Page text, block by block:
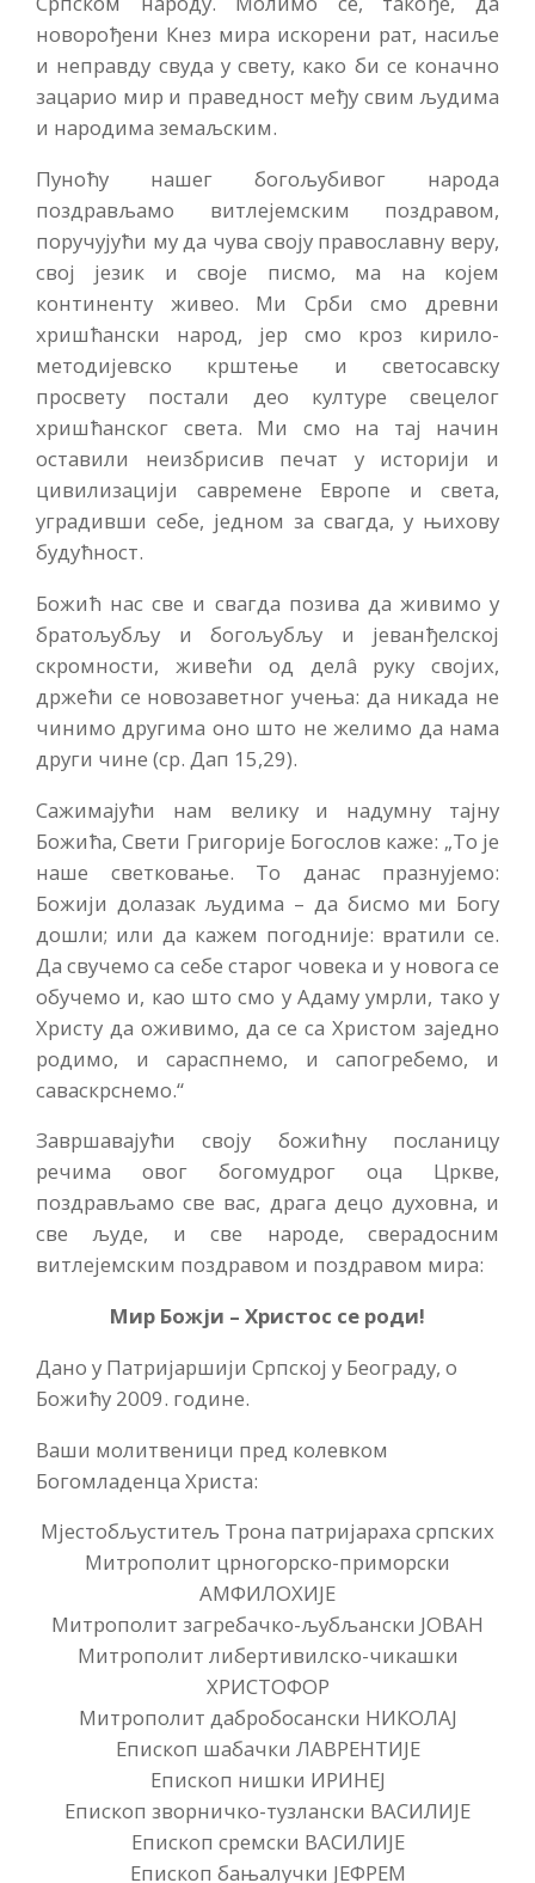
новорођени Кнез мира искорени рат, насиље
и неправду свуда у свету, како би се коначно
зацарио мир и праведност међу свим људима
и народима земаљским.
Пуноћу нашег богољубивог народа
поздрављамо витлејемским поздравом,
поручујући му да чува своју православну веру,
свој језик и своје писмо, ма на којем
континенту живео. Ми Срби смо древни
хришћански народ, јер смо кроз кирило-
методијевско крштење и светосавску
просвету постали део културе свецелог
хришћанског света. Ми смо на тај начин
оставили неизбрисив печат у историји и
цивилизацији савремене Европе и света,
уградивши себе, једном за свагда, у њихову
будућност.
Божић нас све и свагда позива да живимо у
братољубљу и богољубљу и јеванђелској
скромности, живећи од делâ руку својих,
држећи се новозаветног учења: да никада не
чинимо другима оно што не желимо да нама
други чине (ср. Дап 15,29).
Сажимајући нам велику и надумну тајну
Божића, Свети Григорије Богослов каже: „То је
наше светковање. То данас празнујемо:
Божији долазак људима – да бисмо ми Богу
дошли; или да кажем погодније: вратили се.
Да свучемо са себе старог човека и у новога се
обучемо и, као што смо у Адаму умрли, тако у
Христу да оживимо, да се са Христом заједно
родимо, и сараспнемо, и сапогребемо, и
саваскрснемо.“
Завршавајући своју божићну посланицу
речима овог богомудрог оца Цркве,
поздрављамо све вас, драга децо духовна, и
све људе, и све народе, сверадосним
витлејемским поздравом и поздравом мира:
Мир Божји – Христос се роди!
Дано у Патријаршији Српској у Београду, о
Божићу 2009. године.
Ваши молитвеници пред колевком
Богомладенца Христа:
Мјестобљуститељ Трона патријараха српских
Митрополит црногорско-приморски
АМФИЛОХИЈЕ
Митрополит загребачко-љубљански ЈОВАН
Митрополит либертивилско-чикашки
ХРИСТОФОР
Митрополит дабробосански НИКОЛАЈ
Епископ шабачки ЛАВРЕНТИЈЕ
Епископ нишки ИРИНЕЈ
Епископ зворничко-тузлански ВАСИЛИЈЕ
Епископ сремски ВАСИЛИЈЕ
Епископ бањалучки ЈЕФРЕМ